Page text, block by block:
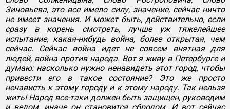
Зиновьева, это все имело силу, значение, сейчас ничто
не имеет значения. И может быть, действительно, если
сразу в корень смотреть, лучше уж тяжелейшее
испытание, какая-нибудь война, более открытая, чем
сейчас. Сейчас война идет не совсем внятная для
людей, война против народа. Вот я живу в Петербурге и
думаю: насколько нужно ненавидеть этот город, чтобы
привести его в такое состояние? Это же просто
ненависть к этому городу и к этому народу. Так нельзя
жить! Народ все-таки должен быть защищен, руководим
и ведом, иначе он становится сбродом. И вот сейчас